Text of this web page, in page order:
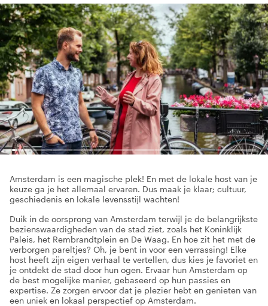
Amsterdam is een magische plek! En met de lokale host van je
keuze ga je het allemaal ervaren. Dus maak je klaar; cultuur,
geschiedenis en lokale levensstijl wachten!
Duik in de oorsprong van Amsterdam terwijl je de belangrijkste
bezienswaardigheden van de stad ziet, zoals het Koninklijk
Paleis, het Rembrandtplein en De Waag. En hoe zit het met de
verborgen pareltjes? Oh, je bent in voor een verrassing! Elke
host heeft zijn eigen verhaal te vertellen, dus kies je favoriet en
je ontdekt de stad door hun ogen. Ervaar hun Amsterdam op
de best mogelijke manier, gebaseerd op hun passies en
expertise. Ze zorgen ervoor dat je plezier hebt en genieten van
een uniek en lokaal perspectief op Amsterdam.